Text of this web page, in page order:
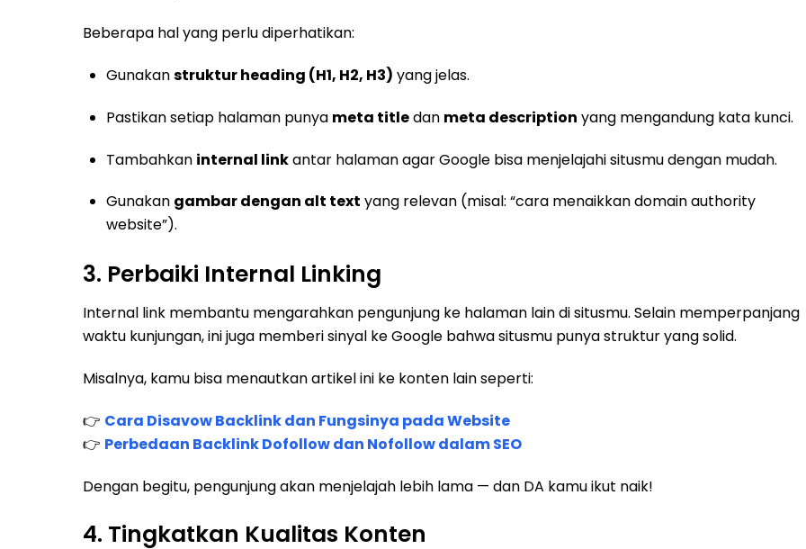
Beberapa hal yang perlu diperhatikan:
Gunakanstruktur heading (H1, H2, H3) yang jelas.
Pastikan setiap halaman punya meta titledan meta description yang mengandung kata kunci.
Tambahkan internal linkantar halaman agar Google bisa menjelajahi situsmu dengan mudah.
Gunakan gambar dengan alt text yang relevan (misal: “cara menaikkan domain authority
website”).
3. Perbaiki Internal Linking
Internal link membantu mengarahkan pengunjung ke halaman lain di situsmu. Selain memperpanjang
waktu kunjungan, ini juga memberi sinyal ke Google bahwa situsmu punya struktur yang solid.
Misalnya, kamu bisa menautkan artikel ini ke konten lain seperti:
👉 Cara Disavow Backlink dan Fungsinya pada Website
👉 Perbedaan Backlink Dofollow dan Nofollow dalam SEO
Dengan begitu, pengunjung akan menjelajah lebih lama — dan DA kamu ikut naik!
4. Tingkatkan Kualitas Konten